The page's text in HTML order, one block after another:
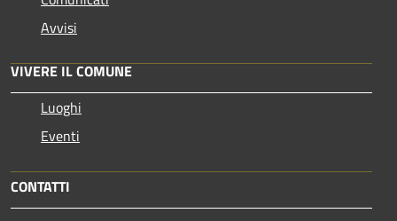
Avvisi
VIVERE IL COMUNE
Luoghi
Eventi
CONTATTI